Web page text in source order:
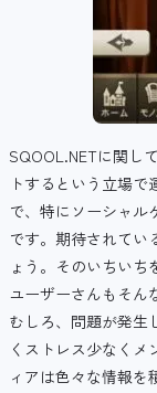
SQOOL.NETに関し
トするという立場
で、特にソーシャル
です。期待されてい
ょう。そのいちい
ユーザーさんもそん
むしろ、問題が発生
くストレス少なく
ィアは色々な情報を